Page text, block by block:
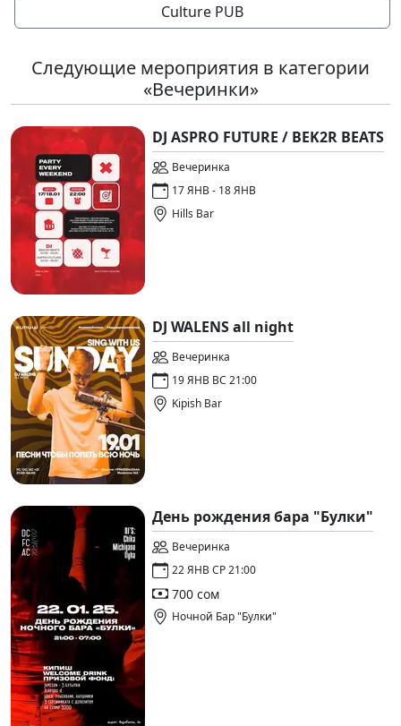
Culture PUB
Следующие мероприятия в категории
«Вечеринки»
DJ ASPRO FUTURE / BEK2R BEATS
Вечеринка
17 ЯНВ - 18 ЯНВ
Hills Bar
DJ WALENS all night
Вечеринка
19 ЯНВ ВС 21:00
Kipish Bar
День рождения бара "Булки"
Вечеринка
22 ЯНВ СР 21:00
700 сом
Ночной Бар "Булки"